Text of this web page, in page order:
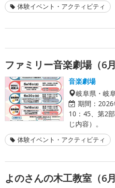
体験イベント・アクティビティ
ファミリー音楽劇場（6月
音楽劇場
岐阜県・岐
期間：
10：45、第2
じ内容）。
体験イベント・アクティビティ
よのさんの木工教室（6月